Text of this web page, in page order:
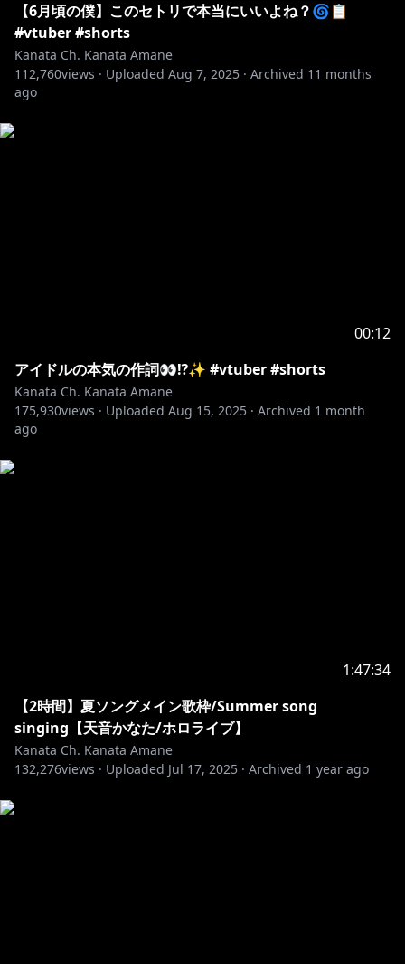
※ホロライブプロダクションから未成年の視聴者の方へ
お願い
[ カバー 未成年者の方々へ ] で検索してお読みいただく
か、
【6月頃の僕】このセトリで本当にいいよね？🌀📋
#vtuber #shorts
Kanata Ch. Kanata Amane
112,760views · Uploaded Aug 7, 2025 · Archived 11 months
ago
00:12
アイドルの本気の作詞👀⁉️✨ #vtuber #shorts
Kanata Ch. Kanata Amane
175,930views · Uploaded Aug 15, 2025 · Archived 1 month
ago
1:47:34
【2時間】夏ソングメイン歌枠/Summer song
singing【天音かなた/ホロライブ】
Kanata Ch. Kanata Amane
132,276views · Uploaded Jul 17, 2025 · Archived 1 year ago